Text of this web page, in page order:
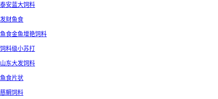
泰安蓝大饲料
发财鱼食
鱼食金鱼增艳饲料
饲料级小苏打
山东大发饲料
鱼食片状
慈鲷饲料